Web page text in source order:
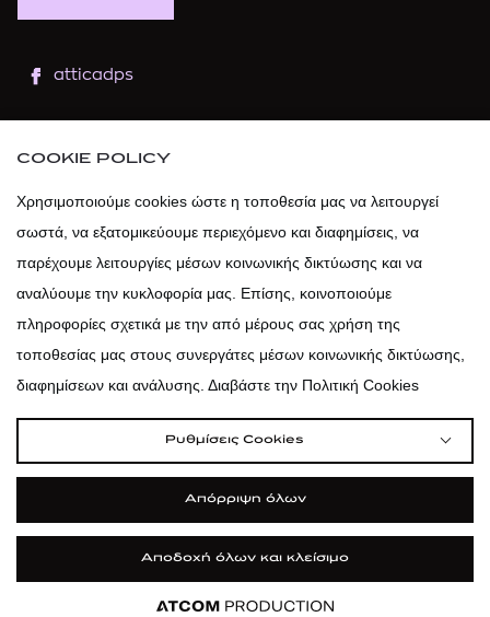
atticadps
atticadps
| Πολιτική Cookies | Κώδικας Δεοντολογίας
Προστασία Προσωπικών Δεδομένων
COOKIE POLICY
Χρησιμοποιούμε cookies ώστε η τοποθεσία μας να λειτουργεί
σωστά, να εξατομικεύουμε περιεχόμενο και διαφημίσεις, να
παρέχουμε λειτουργίες μέσων κοινωνικής δικτύωσης και να
αναλύουμε την κυκλοφορία μας. Επίσης, κοινοποιούμε
πληροφορίες σχετικά με την από μέρους σας χρήση της
τοποθεσίας μας στους συνεργάτες μέσων κοινωνικής δικτύωσης,
διαφημίσεων και ανάλυσης. Διαβάστε την Πολιτική Cookies
Ρυθμίσεις Cookies
Απόρριψη όλων
Αποδοχή όλων και κλείσιμο